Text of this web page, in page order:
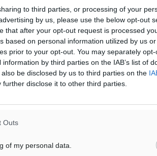
to third parties, or processing of your
by us, please use the below opt-out
that after your opt-out request is processed
based on personal information utilized by us
prior to your opt-out. You may separately
by third parties on the IAB’s list of
be disclosed by us to third parties on the
further disclose it to other third parties.
Outs
of my personal data.
και Δικηγορικοί Σύλλογοι
Επίθεση με μολότοφ έξω
σπίτι της προέδρου του
Πάγου σημειώθηκε…
O Άρειος Πάγος ζητεί
Εισαγγελία του Αρείου